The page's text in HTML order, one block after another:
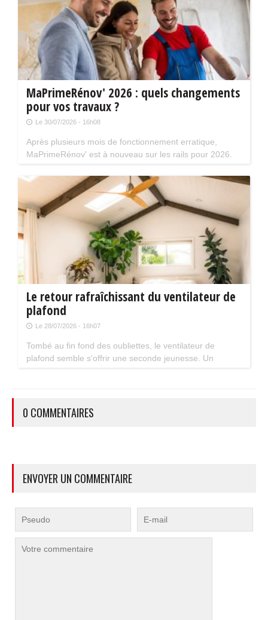
MaPrimeRénov' 2026 : quels changements
pour vos travaux ?
Le 30/07/2026 - 16h08
Après plusieurs mois de fonctionnement erratique,
MaPrimeRénov' est à nouveau sur les rails pour 2026.
limiter le nombre de chantiers éligibles. Tour d'horizon.
Le retour rafraîchissant du ventilateur de
plafond
Le 28/07/2026 - 16h07
Tombé au fin fond des oubliettes, le ventilateur de
plafond semble s'offrir une seconde jeunesse. Un
0 COMMENTAIRES
ENVOYER UN COMMENTAIRE